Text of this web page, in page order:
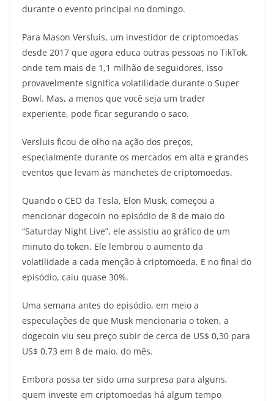
durante o evento principal no domingo.
Para Mason Versluis, um investidor de criptomoedas
desde 2017 que agora educa outras pessoas no TikTok,
onde tem mais de 1,1 milhão de seguidores, isso
provavelmente significa volatilidade durante o Super
Bowl. Mas, a menos que você seja um trader
experiente, pode ficar segurando o saco.
Versluis ficou de olho na ação dos preços,
especialmente durante os mercados em alta e grandes
eventos que levam às manchetes de criptomoedas.
Quando o CEO da Tesla, Elon Musk, começou a
mencionar dogecoin no episódio de 8 de maio do
“Saturday Night Live”, ele assistiu ao gráfico de um
minuto do token. Ele lembrou o aumento da
volatilidade a cada menção à criptomoeda. E no final do
episódio, caiu quase 30%.
Uma semana antes do episódio, em meio a
especulações de que Musk mencionaria o token, a
dogecoin viu seu preço subir de cerca de US$ 0,30 para
US$ 0,73 em 8 de maio. do mês.
Embora possa ter sido uma surpresa para alguns,
quem investe em criptomoedas há algum tempo